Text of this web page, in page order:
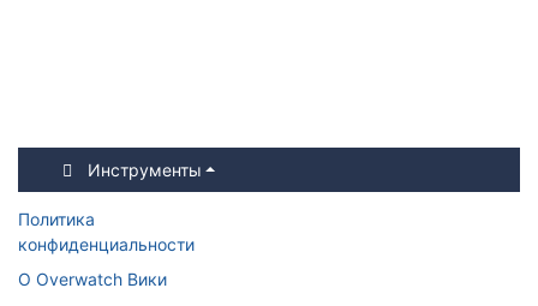
Инструменты
Политика
конфиденциальности
О Overwatch Вики